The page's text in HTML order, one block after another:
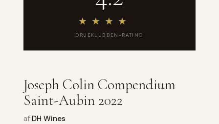
★ ★ ★ ★
DRUEKLUBBEN-RATING
Joseph Colin Compendium
Saint-Aubin 2022
af DH Wines